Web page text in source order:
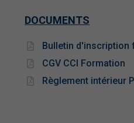
DOCUMENTS
Bulletin d'inscription
CGV CCI Formation
Règlement intérieur